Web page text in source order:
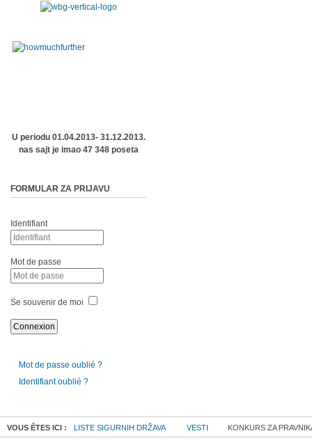
U periodu 01.04.2013- 31.12.2013.
nas sajt je imao 47 348 poseta
FORMULAR ZA PRIJAVU
Identifiant
Mot de passe
Se souvenir de moi
Mot de passe oublié ?
Identifiant oublié ?
VOUS ÊTES ICI : LISTE SIGURNIH DRŽAVA VESTI KONKURS ZA